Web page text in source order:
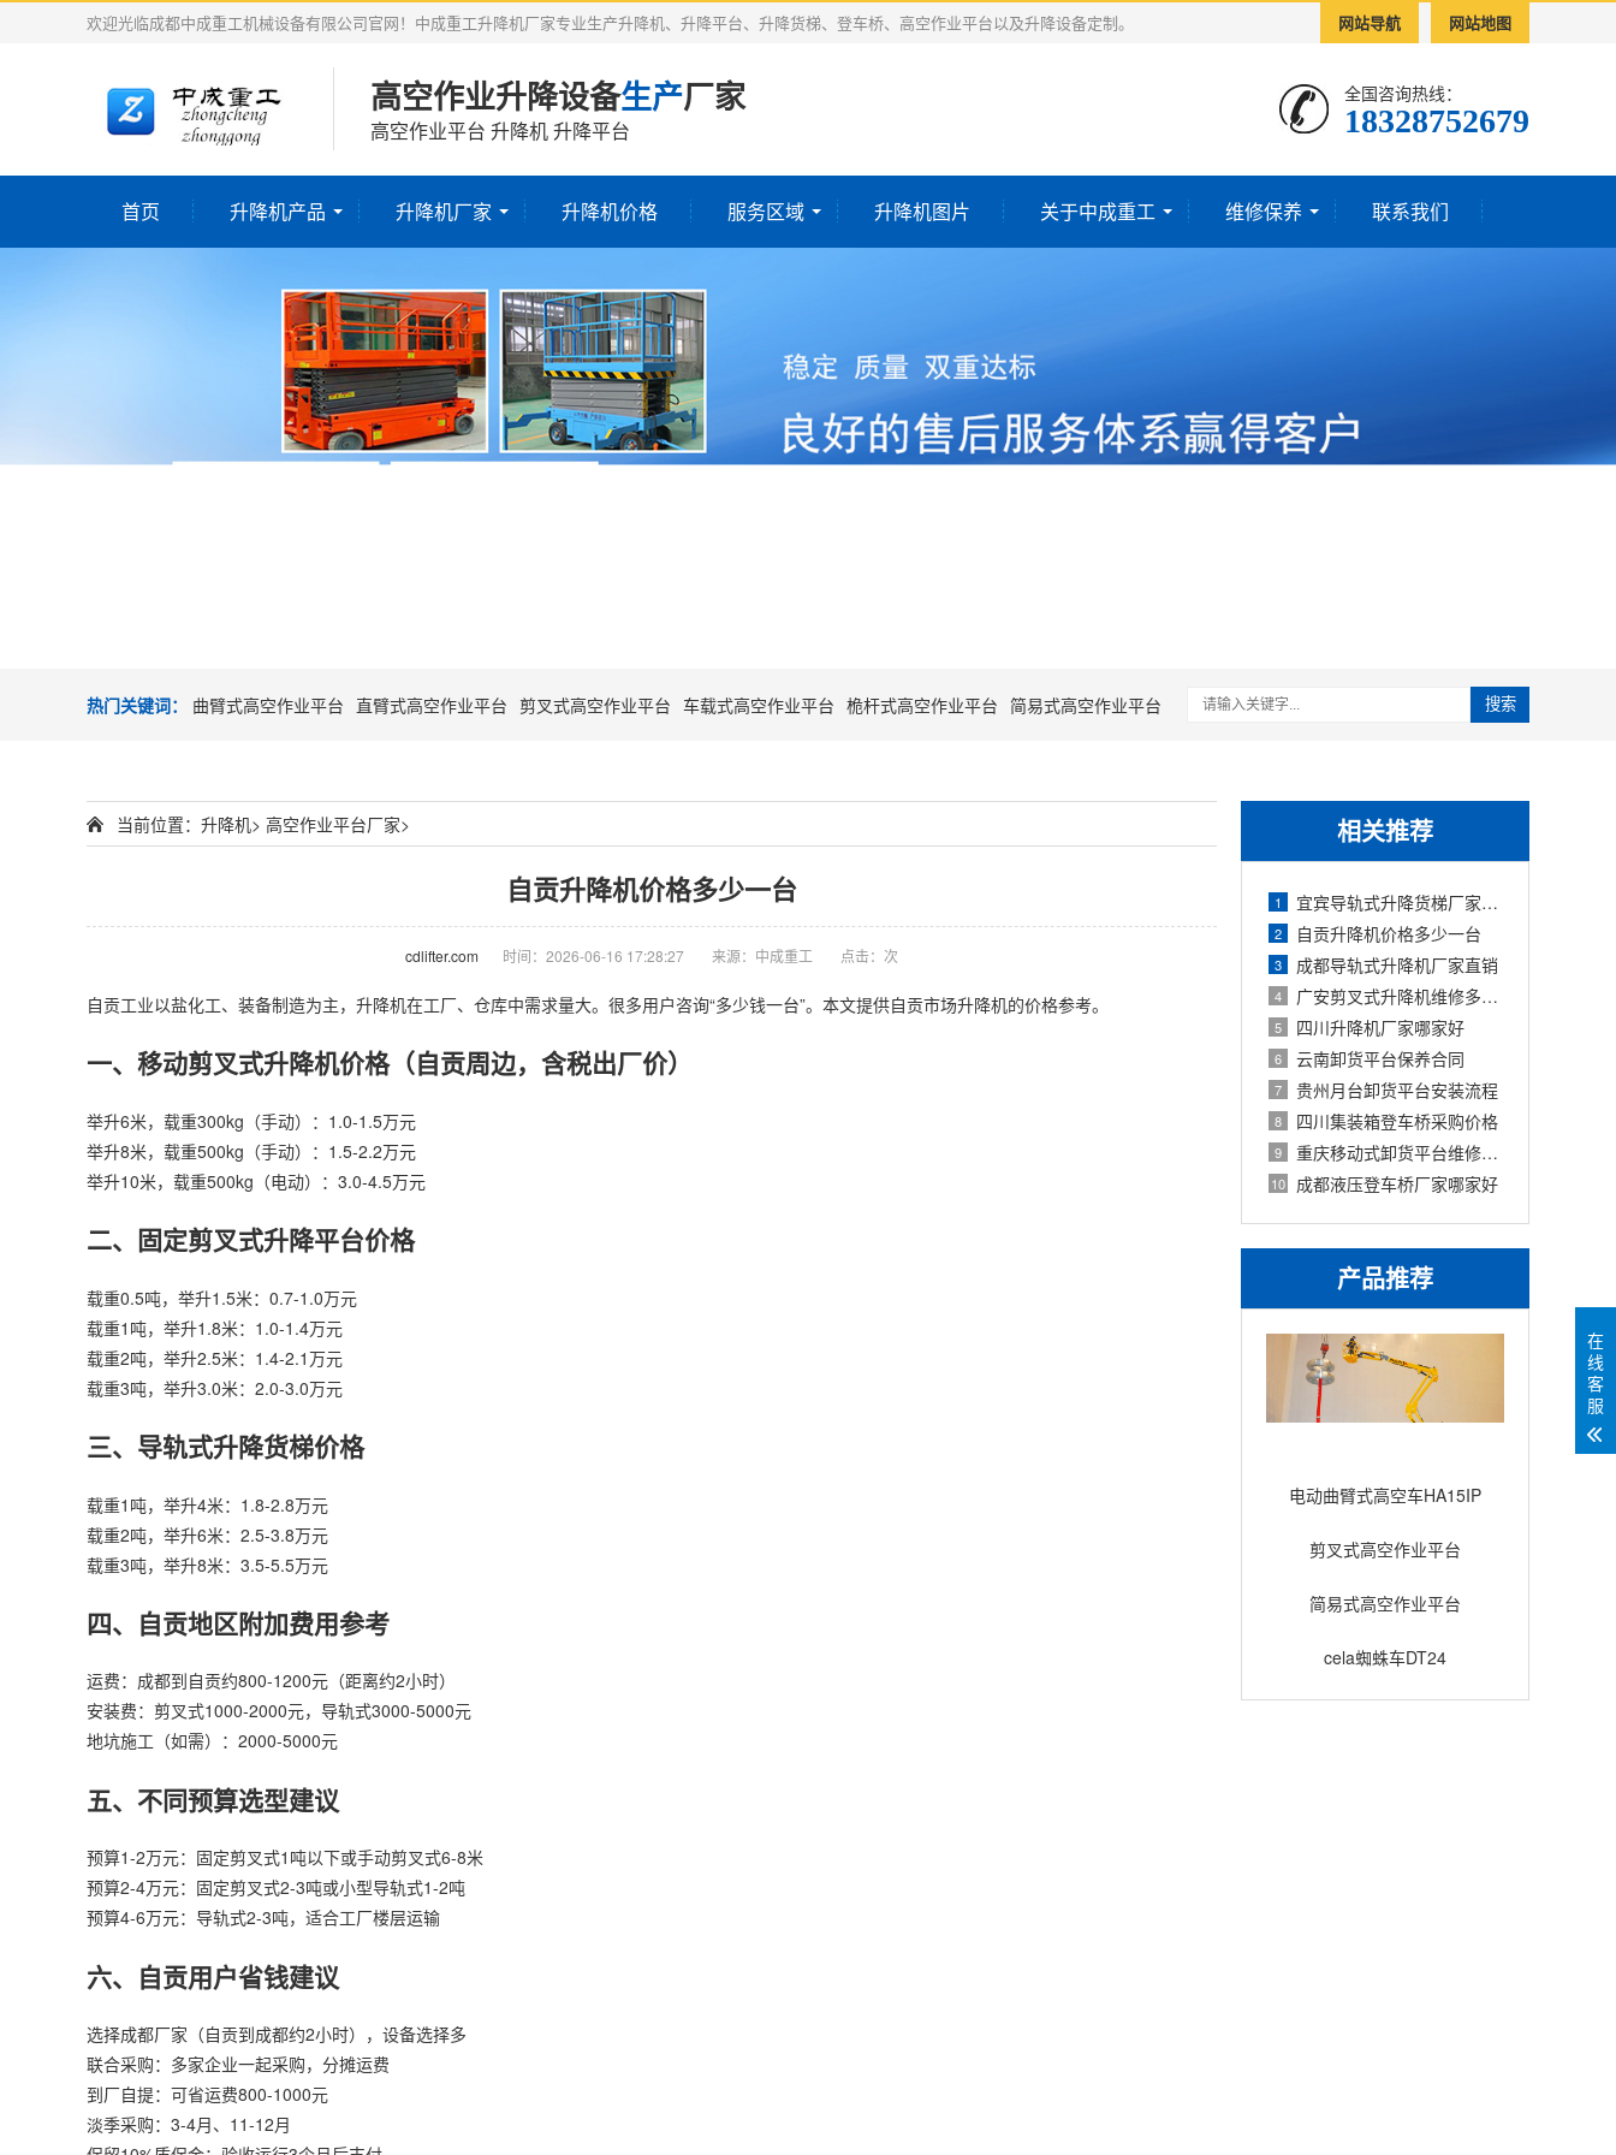
网站导航 网站地图
欢迎光临成都中成重工机械设备有限公司官网！中成重工升降机厂家专业生产升降机、升降平台、升降货梯、登车桥、高空作业平台以及升降设备定制。
高空作业升降设备生产厂家
高空作业平台 升降机 升降平台
全国咨询热线：
18328752679‬
首页 升降机产品 升降机厂家 升降机价格 服务区域 升降机图片 关于中成重工 维修保养 联系我们
热门关键词： 曲臂式高空作业平台 直臂式高空作业平台 剪叉式高空作业平台 车载式高空作业平台 桅杆式高空作业平台 简易式高空作业平台 搜索
相关推荐
1 宜宾导轨式升降货梯厂家直销
2 自贡升降机价格多少一台
3 成都导轨式升降机厂家直销
4 广安剪叉式升降机维修多少钱
5 四川升降机厂家哪家好
6 云南卸货平台保养合同
7 贵州月台卸货平台安装流程
8 四川集装箱登车桥采购价格
9 重庆移动式卸货平台维修电话
10 成都液压登车桥厂家哪家好
产品推荐
电动曲臂式高空车HA15IP
剪叉式高空作业平台
简易式高空作业平台
cela蜘蛛车DT24
当前位置： 升降机> 高空作业平台厂家>
自贡升降机价格多少一台
cdlifter.com 时间：2026-06-16 17:28:27 来源：中成重工 点击： 次
自贡工业以盐化工、装备制造为主， 升降机在工厂、仓库中需求量大。很多用户咨询“多少钱一台”。本文提供自贡市场升降机的价格参考。
一、移动剪叉式升降机价格（自贡周边，含税出厂价）
举升6米，载重300kg（手动）：1.0-1.5万元
举升8米，载重500kg（手动）：1.5-2.2万元
举升10米，载重500kg（电动）：3.0-4.5万元
二、固定剪叉式升降平台价格
载重0.5吨，举升1.5米：0.7-1.0万元
载重1吨，举升1.8米：1.0-1.4万元
载重2吨，举升2.5米：1.4-2.1万元
载重3吨，举升3.0米：2.0-3.0万元
三、导轨式升降货梯价格
载重1吨，举升4米：1.8-2.8万元
载重2吨，举升6米：2.5-3.8万元
载重3吨，举升8米：3.5-5.5万元
四、自贡地区附加费用参考
运费：成都到自贡约800-1200元（距离约2小时）
安装费：剪叉式1000-2000元，导轨式3000-5000元
地坑施工（如需）：2000-5000元
五、不同预算选型建议
预算1-2万元：固定剪叉式1吨以下或手动剪叉式6-8米
预算2-4万元：固定剪叉式2-3吨或小型导轨式1-2吨
预算4-6万元：导轨式2-3吨，适合工厂楼层运输
六、自贡用户省钱建议
选择成都厂家（自贡到成都约2小时），设备选择多
联合采购：多家企业一起采购，分摊运费
到厂自提：可省运费800-1000元
淡季采购：3-4月、11-12月
在
线
客
服